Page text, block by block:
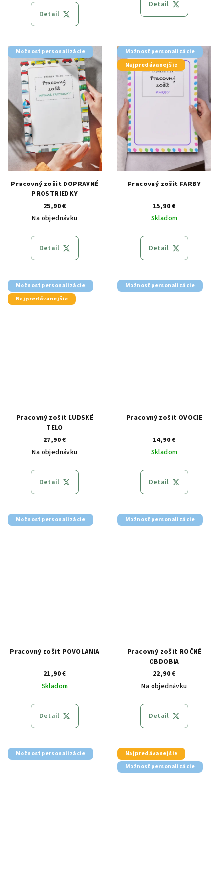
Detail
Detail
Možnosť personalizácie
Pracovný zošit DOPRAVNÉ
PROSTRIEDKY
25,90 €
Na objednávku
Detail
Možnosť personalizácie
Najpredávanejšie
Pracovný zošit FARBY
15,90 €
Skladom
Detail
Možnosť personalizácie
Najpredávanejšie
Pracovný zošit ĽUDSKÉ
TELO
27,90 €
Na objednávku
Detail
Možnosť personalizácie
Pracovný zošit OVOCIE
14,90 €
Skladom
Detail
Možnosť personalizácie
Pracovný zošit POVOLANIA
21,90 €
Skladom
Detail
Možnosť personalizácie
Pracovný zošit ROČNÉ
OBDOBIA
22,90 €
Na objednávku
Detail
Možnosť personalizácie
Najpredávanejšie
Možnosť personalizácie